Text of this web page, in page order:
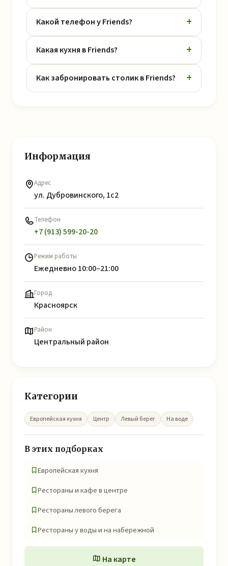
Какой телефон у Friends?
Какая кухня в Friends?
Как забронировать столик в Friends?
Информация
Адрес
ул. Дубровинского, 1с2
Телефон
+7 (913) 599-20-20
Режим работы
Ежедневно 10:00–21:00
Город
Красноярск
Район
Центральный район
Категории
Европейская кухня Центр Левый берег На воде
В этих подборках
Европейская кухня
Рестораны и кафе в центре
Рестораны левого берега
Рестораны у воды и на набережной
На карте